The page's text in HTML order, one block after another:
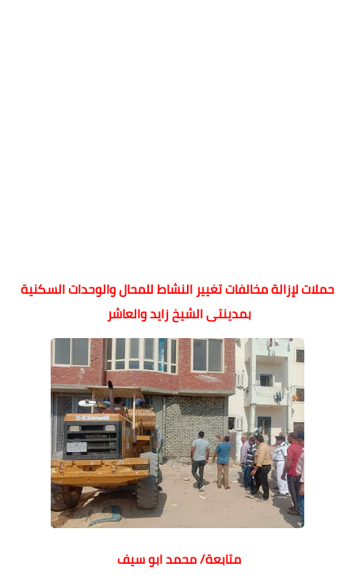
حملات لإزالة مخالفات تغيير النشاط للمحال والوحدات السكنية
بمدينتى الشيخ زايد والعاشر
متابعة/ محمد ابو سيف